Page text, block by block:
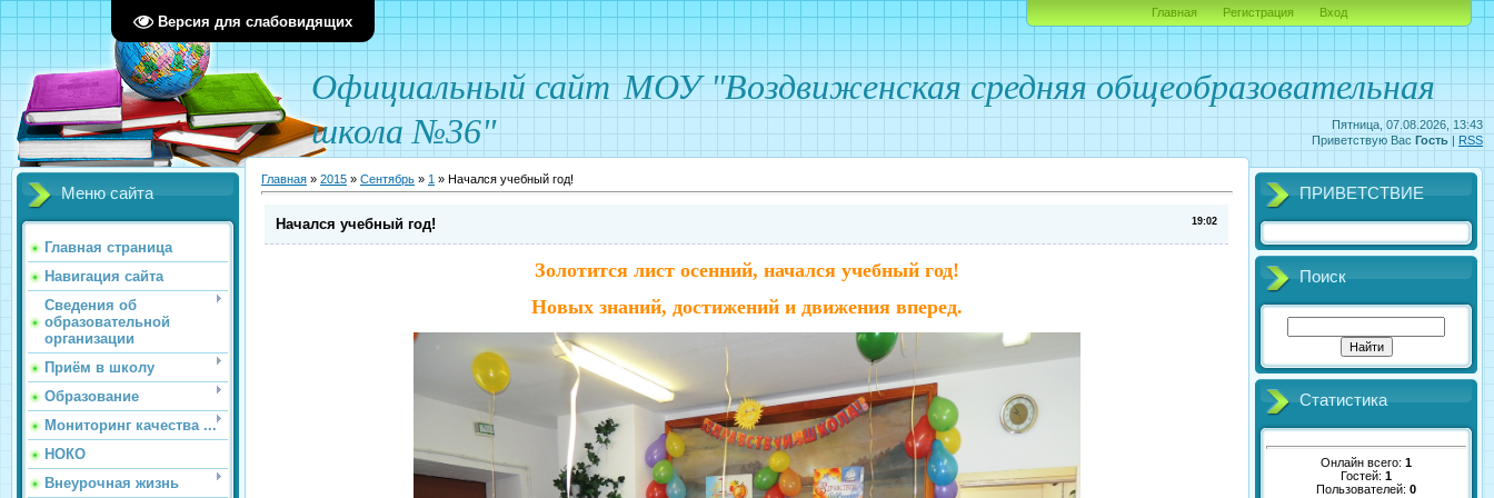
Версия для слабовидящих
Пятница, 07.08.2026, 13:43
Приветствую Вас Гость | RSS
Официальный сайт МОУ "Воздвиженская средняя общеобразовательная
школа №36"
Главная Регистрация Вход
Меню сайта
Главная страница
Навигация сайта
Сведения об
образовательной
организации
Приём в школу
Образование
Мониторинг качества ...
НОКО
Внеурочная жизнь
Главная » 2015 » Сентябрь » 1 » Начался учебный год!
19:02
Начался учебный год!
Золотится лист осенний, начался учебный год!
Новых знаний, достижений и движения вперед.
ПРИВЕТСТВИЕ
Поиск
Статистика
Онлайн всего: 1
Гостей: 1
Пользователей: 0